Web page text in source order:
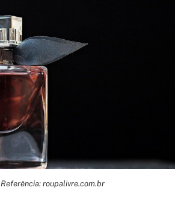
Referência: roupalivre.com.br